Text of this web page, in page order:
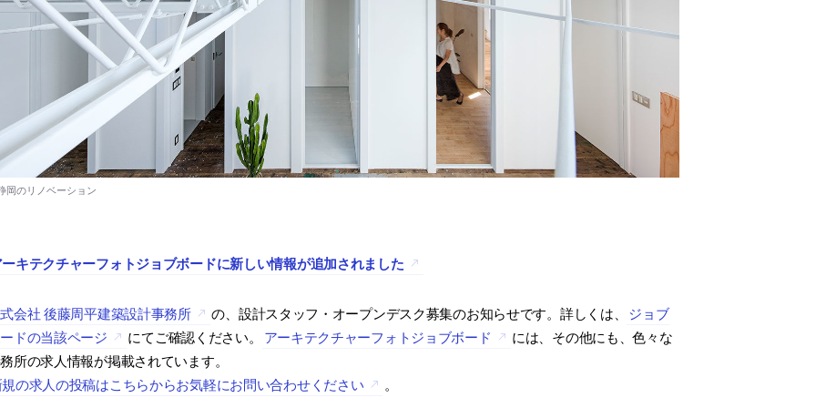
キテクチャーフォトジョブボードに新しい情報が追加されました
会社 後藤周平建築設計事務所 の、設計スタッフ・オープンデスク募集のお知らせです。詳しくは、
ジョブ
ドの当該ページ
にてご確認ください。 アーキテクチャーフォトジョブボード
には、その他にも、色々な
所の求人情報が掲載されています。
の求人の投稿はこちらからお気軽にお問い合わせください
。